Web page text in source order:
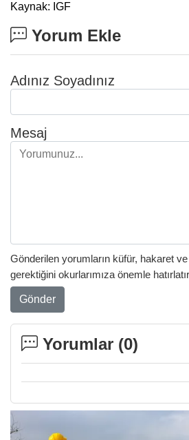
Kaynak: IGF
Yorum Ekle
Adınız Soyadınız
Mesaj
Gönderilen yorumların küfür, hakaret
gerektiğini okurlarımıza önemle
Gönder
Yorumlar (0)